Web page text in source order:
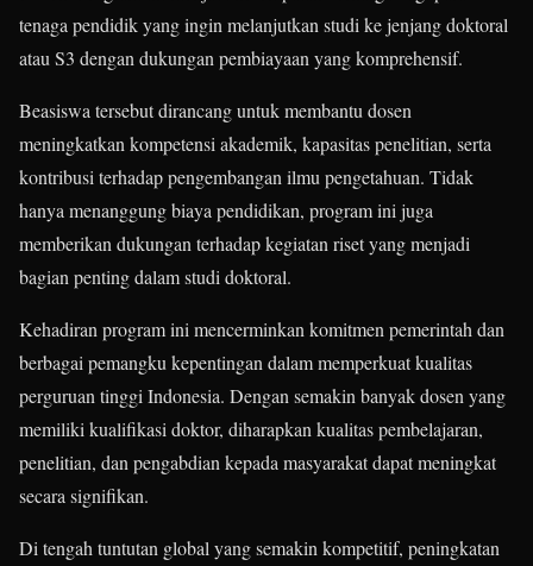
tenaga pendidik yang ingin melanjutkan studi ke jenjang doktoral
atau S3 dengan dukungan pembiayaan yang komprehensif.
Beasiswa tersebut dirancang untuk membantu dosen
meningkatkan kompetensi akademik, kapasitas penelitian, serta
kontribusi terhadap pengembangan ilmu pengetahuan. Tidak
hanya menanggung biaya pendidikan, program ini juga
memberikan dukungan terhadap kegiatan riset yang menjadi
bagian penting dalam studi doktoral.
Kehadiran program ini mencerminkan komitmen pemerintah dan
berbagai pemangku kepentingan dalam memperkuat kualitas
perguruan tinggi Indonesia. Dengan semakin banyak dosen yang
memiliki kualifikasi doktor, diharapkan kualitas pembelajaran,
penelitian, dan pengabdian kepada masyarakat dapat meningkat
secara signifikan.
Di tengah tuntutan global yang semakin kompetitif, peningkatan